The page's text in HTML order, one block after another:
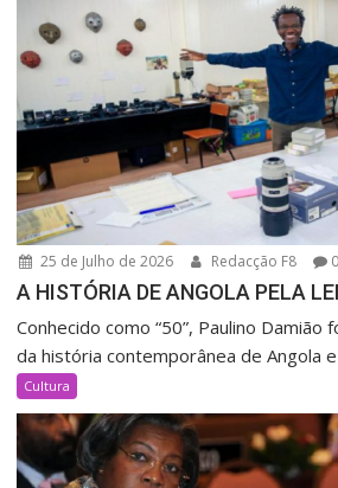
25 de Julho de 2026 Redacção F8 0
A HISTÓRIA DE ANGOLA PELA
Conhecido como “50”, Paulino
da história contemporânea de Angola e
Cultura